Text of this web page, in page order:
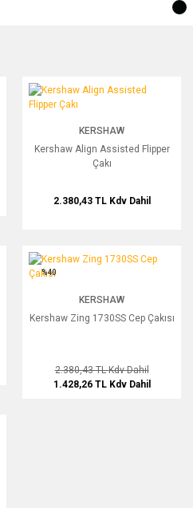
Kershaw Align Assisted Flipper Çakı
KERSHAW
Kershaw Align Assisted Flipper
Çakı
2.380,43 TL Kdv Dahil
Kershaw Zing 1730SS Cep Çakısı
%40
KERSHAW
Kershaw Zing 1730SS Cep Çakısı
2.380,43 TLKdv Dahil
1.428,26 TL Kdv Dahil